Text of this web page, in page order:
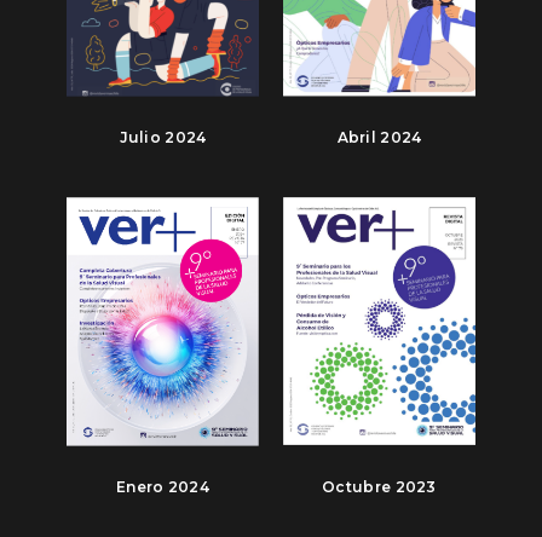
Julio 2024 Abril 2024
Enero 2024 Octubre 2023